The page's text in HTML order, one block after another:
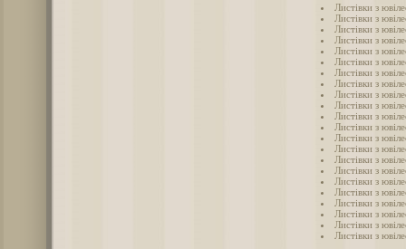
Листівки з
Листівки з
Листівки з
Листівки з
Листівки з
Листівки з
Листівки з
Листівки з
Листівки з
Листівки з
Листівки з
Листівки з
Листівки з
Листівки з
Листівки з
Листівки з
Листівки з
Листівки з
Листівки з
Листівки з
Листівки з
Листівки з